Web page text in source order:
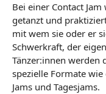
Bei einer Contact
getanzt und
mit wem sie oder er
Schwerkraft, der
Tänzer:innen werden
spezielle Formate
Jams und Tagesjams.